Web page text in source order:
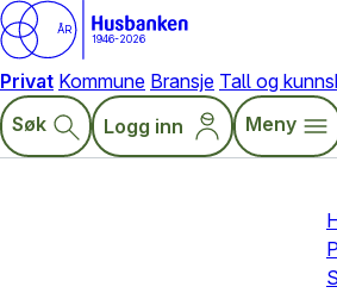
ÅR
1946-2026
Privat Kommune Bransje Tall og
Søk
Logg inn Meny